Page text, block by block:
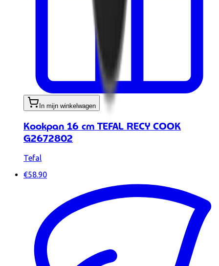
In mijn winkelwagen
Kookpan 16 cm TEFAL RECY COOK
G2672802
Tefal
€58.90